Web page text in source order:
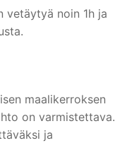
vetäytyä noin 1h ja
maalikerroksen
on varmistettava.
ja